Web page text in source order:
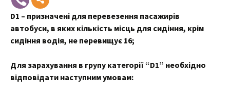
D1 – призначені для перевезення пасажирів
автобуси, в яких кількість місць для сидіння, крім
сидіння водія, не перевищує 16;
Для зарахування в групу категорії “D1” необхідно
відповідати наступним умовам: